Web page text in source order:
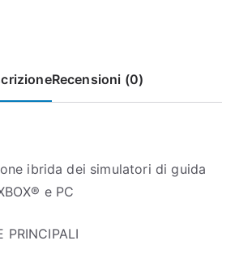
Recensioni (0)
ibrida dei simulatori di guida
e PC
PRINCIPALI